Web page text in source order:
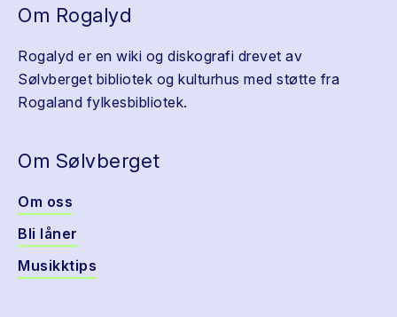
Om Rogalyd
Rogalyd er en wiki og diskografi drevet av
Sølvberget bibliotek og kulturhus med støtte fra
Rogaland fylkesbibliotek.
Om Sølvberget
Om oss
Bli låner
Musikktips